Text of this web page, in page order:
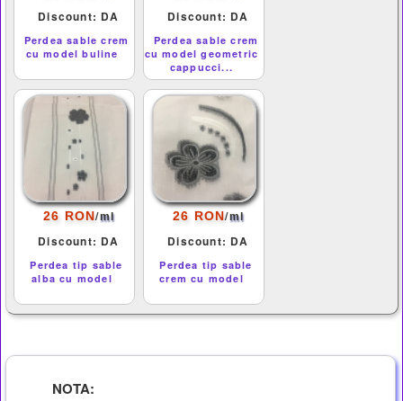
Discount: DA
Perdea sable crem
cu model buline
Discount: DA
Perdea sable crem
cu model geometric
cappucci...
26 RON/ml
Discount: DA
Perdea tip sable
alba cu model
26 RON/ml
Discount: DA
Perdea tip sable
crem cu model
NOTA: